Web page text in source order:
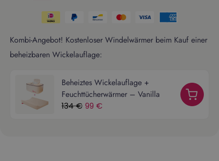
Kombi-Angebot! Kostenloser Windelwärmer beim Kauf einer
beheizbaren Wickelauflage:
Beheiztes Wickelauflage +
Feuchttücherwärmer – Vanilla
134 € 99 €